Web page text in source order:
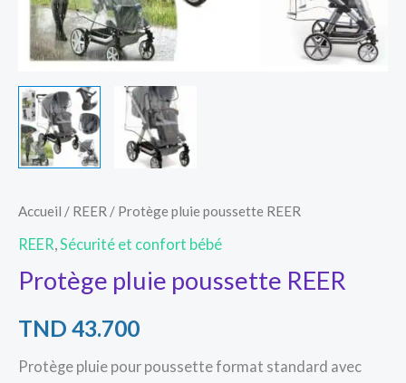
Accueil / REER / Protège pluie poussette REER
REER Sécurité et confort bébé
Protège pluie poussette REER
TND 43.700
Protège pluie pour poussette format standard avec